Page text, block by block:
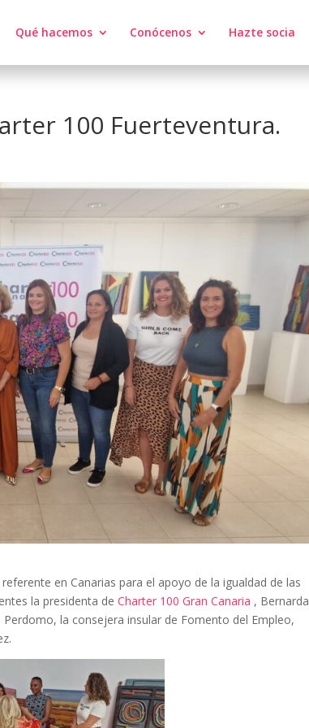
Qué hacemos Conócenos Hazte socia
100 Fuerteventura.
en Canarias para el apoyo dela igualdad de las
la presidenta deCharter 100 Gran Canaria , Bernarda
la consejera insular de Fomento del Empleo,